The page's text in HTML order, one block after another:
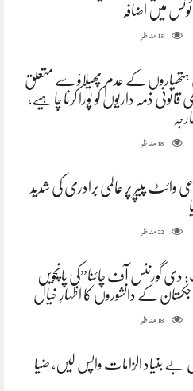
میں اضافہ
15مناظر
ہتھیاروں کے عدم پھیلاؤ سے متعلق
قانونی ذمہ داریوں کو پورا کرنا چاہیے،
18مناظر
وائٹ پیپر پر عالمی برادری کی شدید
22مناظر
گورننس آف چائنا”کی پانچویں
کے دانشوروں کا اظہارِ خیال
18مناظر
بے بنیاد الزامات واپس لیں، ضیا